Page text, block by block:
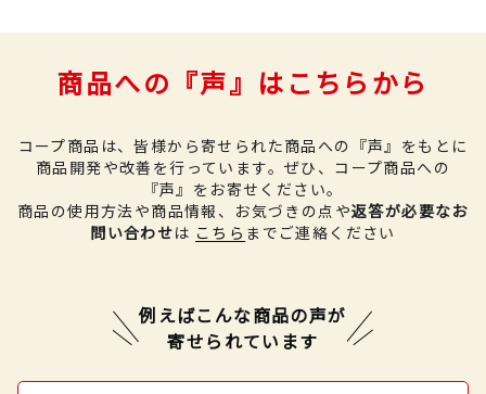
商品への『声』はこちらから
コープ商品は、皆様から寄せられた商品への『声』をもとに
商品開発や改善を行っています。 ぜひ、コープ商品への
『声』をお寄せください。
商品の使用方法や商品情報、お気づきの点や返答が必要なお
問い合わせは こちら までご連絡ください
例えばこんな商品の声が
寄せられています